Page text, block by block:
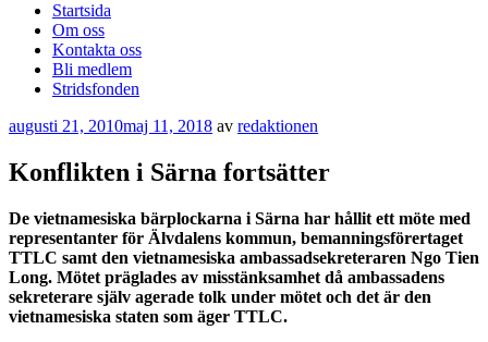
Startsida
Om oss
Kontakta oss
Bli medlem
Stridsfonden
Publicerat
augusti 21, 2010maj 11, 2018 av redaktionen
Konflikten i Särna fortsätter
De vietnamesiska bärplockarna i Särna har hållit ett möte med
representanter för Älvdalens kommun, bemanningsförertaget
TTLC samt den vietnamesiska ambassadsekreteraren Ngo Tien
Long. Mötet präglades av misstänksamhet då ambassadens
sekreterare själv agerade tolk under mötet och det är den
vietnamesiska staten som äger TTLC.